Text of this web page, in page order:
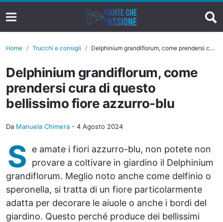
Home Trucchi e consigli Delphinium grandiflorum, come prendersi cura di questo bellissimo fiore azzurro-blu
Delphinium grandiflorum, come
prendersi cura di questo
bellissimo fiore azzurro-blu
Da Manuela Chimera - 4 Agosto 2024
S
e amate i fiori azzurro-blu, non potete non
provare a coltivare in giardino il Delphinium
grandiflorum. Meglio noto anche come delfinio o
speronella, si tratta di un fiore particolarmente
adatta per decorare le aiuole o anche i bordi del
giardino. Questo perché produce dei bellissimi